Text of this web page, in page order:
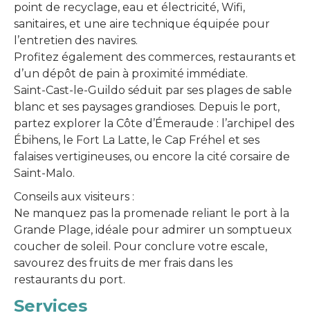
point de recyclage, eau et électricité, Wifi,
sanitaires, et une aire technique équipée pour
l’entretien des navires.
Profitez également des commerces, restaurants et
d’un dépôt de pain à proximité immédiate.
Saint-Cast-le-Guildo séduit par ses plages de sable
blanc et ses paysages grandioses. Depuis le port,
partez explorer la Côte d’Émeraude : l’archipel des
Ébihens, le Fort La Latte, le Cap Fréhel et ses
falaises vertigineuses, ou encore la cité corsaire de
Saint-Malo.
Conseils aux visiteurs :
Ne manquez pas la promenade reliant le port à la
Grande Plage, idéale pour admirer un somptueux
coucher de soleil. Pour conclure votre escale,
savourez des fruits de mer frais dans les
restaurants du port.
Services